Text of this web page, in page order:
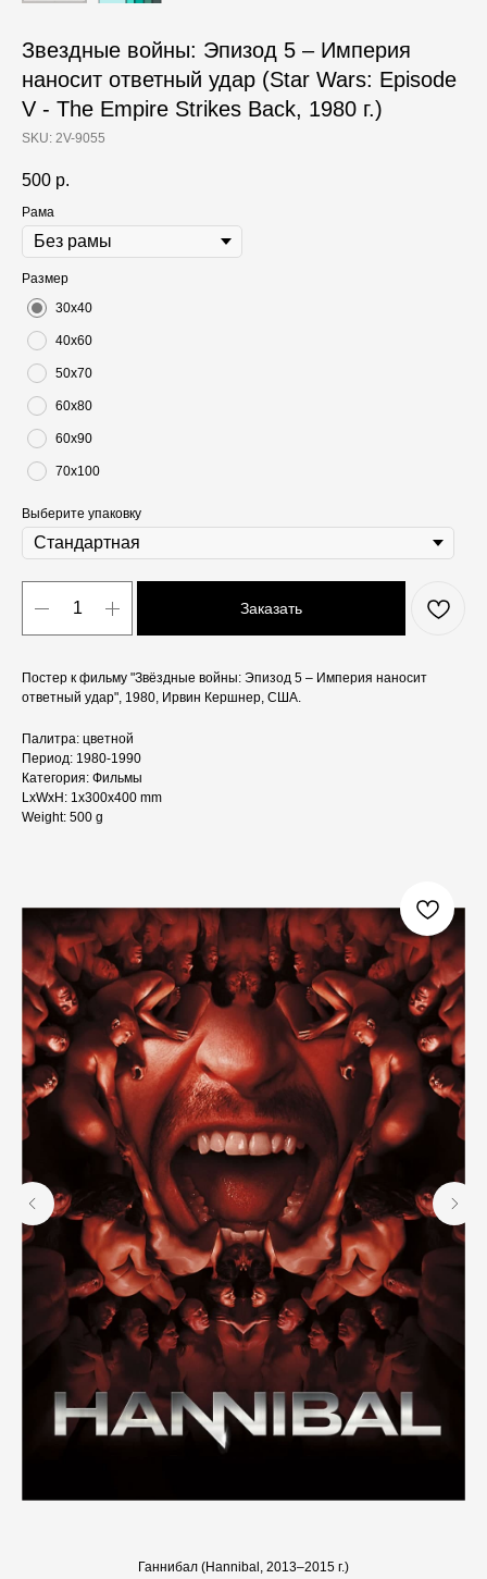
Звездные войны: Эпизод 5 – Империя
наносит ответный удар (Star Wars: Episode
V - The Empire Strikes Back, 1980 г.)
SKU: 2V-9055
500 р.
Рама
Размер
30х40
40х60
50х70
60х80
60х90
70х100
Выберите упаковку
Заказать
Постер к фильму "Звёздные войны: Эпизод 5 – Империя наносит
ответный удар", 1980, Ирвин Кершнер, США.
Палитра: цветной
Период: 1980-1990
Категория: Фильмы
LxWxH: 1x300x400 mm
Weight: 500 g
Ганнибал (Hannibal, 2013–2015 г.)